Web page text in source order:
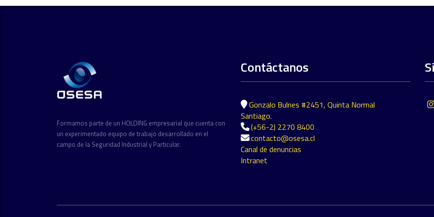
Formamos parte de un HOLDING empresarial que cuenta con
un experimentado equipo de trabajo desarrollado en el
campo de la Seguridad Industrial y Particular.
Contáctanos
Gonzalo Bulnes #2451, Quinta Normal
Santiago.
(+56-2) 2270 8400
contacto@osesa.cl
Canal de denuncias
Intranet